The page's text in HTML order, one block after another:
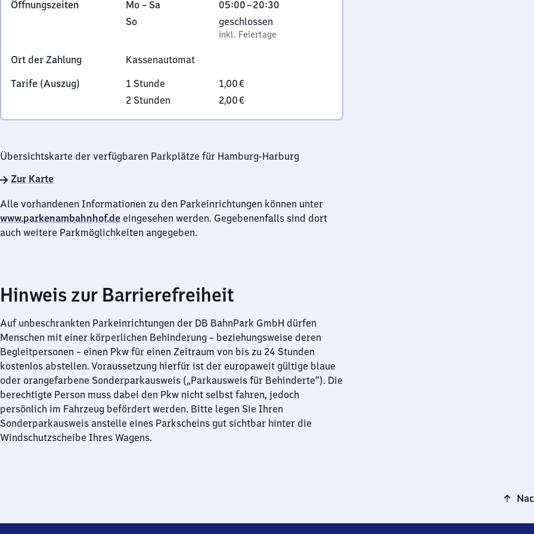
1
0
9
Öffnungszeiten
Montag
bis
Mo –Sa 05:00–20:30
Von
5
Uhr
30
Sonntag
So,
geschlossen
inkl. Feiertage
Ort der Zahlung
Kassenautomat
Tarife (Auszug)
1 Stunde
1,00 €
2 Stunden
2,00 €
Übersichtskarte der verfügbaren Parkplätze für Hamburg-Harburg
Zur Karte
Alle vorhandenen Informationen zu den Parkeinrichtungen können unter
www.parkenambahnhof.de eingesehen werden. Gegebenenfalls sind dort
auch weitere Parkmöglichkeiten angegeben.
Hinweis zur Barrierefreiheit
Auf unbeschrankten Parkeinrichtungen der DB BahnPark GmbH dürfen
Menschen mit einer körperlichen Behinderung – beziehungsweise deren
Begleitpersonen – einen Pkw für einen Zeitraum von bis zu 24 Stunden
kostenlos abstellen. Voraussetzung hierfür ist der europaweit gültige blaue
oder orangefarbene Sonderparkausweis („Parkausweis für Behinderte“). Die
berechtigte Person muss dabei den Pkw nicht selbst fahren, jedoch
persönlich im Fahrzeug befördert werden. Bitte legen Sie Ihren
Sonderparkausweis anstelle eines Parkscheins gut sichtbar hinter die
Windschutzscheibe Ihres Wagens.